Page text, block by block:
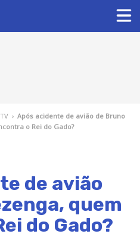
› Após acidente de avião de Bruno
o Rei do Gado?
de avião
quem
do Gado?